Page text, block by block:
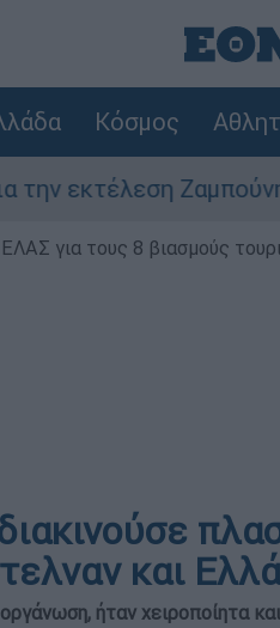
Κόσμος
Ζαμπούνη
για τους 8 βιασμούς
και
ήταν χειροποίητα